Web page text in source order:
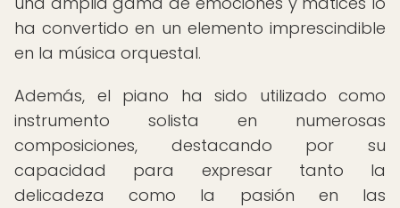
ha convertido en un elemento imprescindible
en la música orquestal.
Además, el piano ha sido utilizado como
instrumento solista en numerosas
composiciones, destacando por su
capacidad para expresar tanto la
delicadeza como la pasión en las